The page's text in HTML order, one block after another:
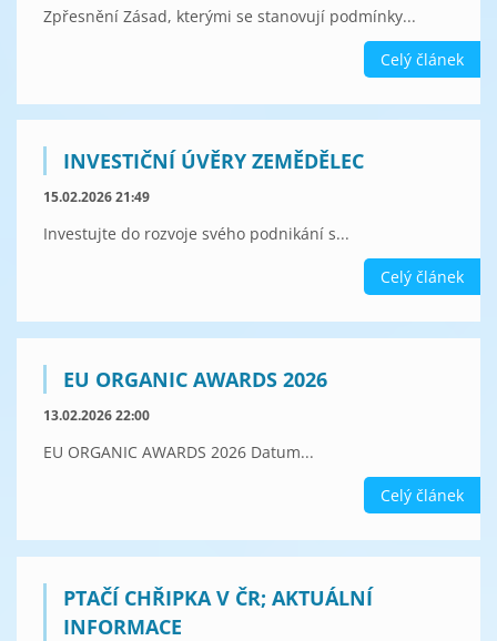
Zpřesnění Zásad, kterými se stanovují podmínky...
Celý článek
INVESTIČNÍ ÚVĚRY ZEMĚDĚLEC
15.02.2026 21:49
Investujte do rozvoje svého podnikání s...
Celý článek
EU ORGANIC AWARDS 2026
13.02.2026 22:00
EU ORGANIC AWARDS 2026 Datum...
Celý článek
PTAČÍ CHŘIPKA V ČR; AKTUÁLNÍ
INFORMACE